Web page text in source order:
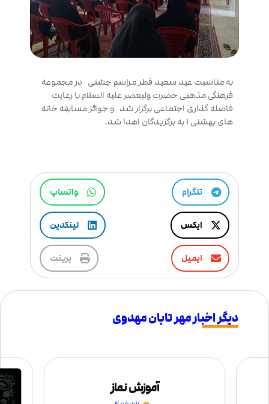
به مناسبت عید سعید فطر مراسم جشنی در مجموعه
فرهنگی مذهبی حضرت ولیعصر علیه السلام با رعایت
فاصله گذاری اجتماعی برگزار شد و جوائز مسابقه خانه
های بهشتی ۱ به برگزیدگان اهدا شد.
تلگرام واتساپ
ایکس لینکدین
ایمیل پرینت
دیگر اخبار مهر تابان مهدوی
آموزش نماز